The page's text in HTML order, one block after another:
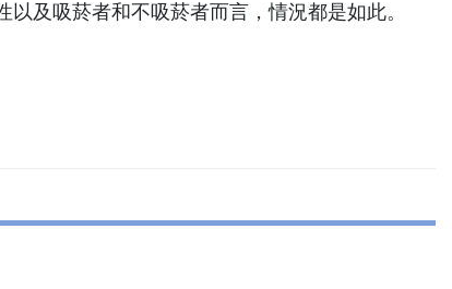
及吸菸者和不吸菸者而言，情況都是如此。